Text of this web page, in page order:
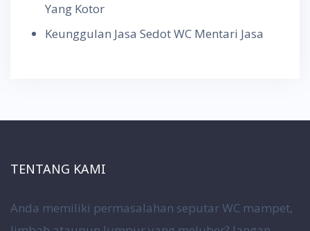
Yang Kotor
Keunggulan Jasa Sedot WC Mentari Jasa
TENTANG KAMI
Anda memiliki permasalahan seputar WC mampet,